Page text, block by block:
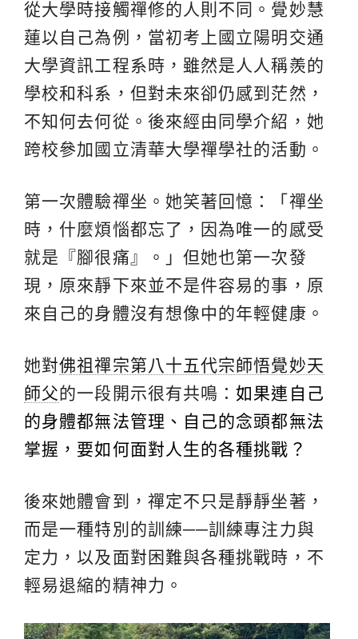
從大學時接觸禪修的人則不同。覺妙慧
蓮以自己為例，當初考上國立陽明交通
大學資訊工程系時，雖然是人人稱羨的
學校和科系，但對未來卻仍感到茫然，
不知何去何從。後來經由同學介紹，她
跨校參加國立清華大學禪學社的活動。
第一次體驗禪坐。她笑著回憶：「禪坐
時，什麼煩惱都忘了，因為唯一的感受
就是『腳很痛』。」但她也第一次發
現，原來靜下來並不是件容易的事，原
來自己的身體沒有想像中的年輕健康。
她對佛祖禪宗第八十五代宗師悟覺妙天
師父的一段開示很有共鳴：如果連自己
的身體都無法管理、自己的念頭都無法
掌握，要如何面對人生的各種挑戰？
後來她體會到，禪定不只是靜靜坐著，
而是一種特別的訓練──訓練專注力與
定力，以及面對困難與各種挑戰時，不
輕易退縮的精神力。